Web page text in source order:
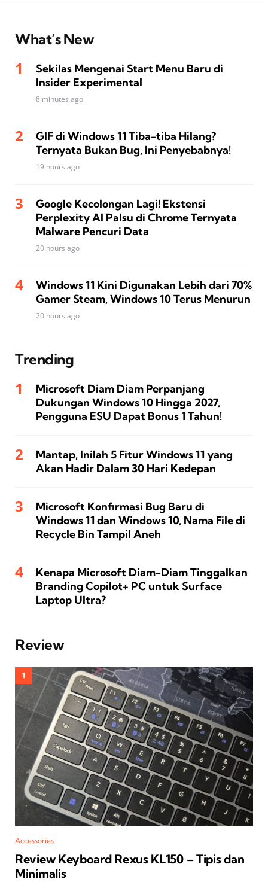
What’s New
Sekilas Mengenai Start Menu Baru di
Insider Experimental
8 minutes ago
GIF di Windows 11 Tiba-tiba Hilang?
Ternyata Bukan Bug, Ini Penyebabnya!
19 hours ago
Google Kecolongan Lagi! Ekstensi
Perplexity AI Palsu di Chrome Ternyata
Malware Pencuri Data
20 hours ago
Windows 11 Kini Digunakan Lebih dari 70%
Gamer Steam, Windows 10 Terus Menurun
20 hours ago
Trending
Microsoft Diam Diam Perpanjang
Dukungan Windows 10 Hingga 2027,
Pengguna ESU Dapat Bonus 1 Tahun!
Mantap, Inilah 5 Fitur Windows 11 yang
Akan Hadir Dalam 30 Hari Kedepan
Microsoft Konfirmasi Bug Baru di
Windows 11 dan Windows 10, Nama File di
Recycle Bin Tampil Aneh
Kenapa Microsoft Diam-Diam Tinggalkan
Branding Copilot+ PC untuk Surface
Laptop Ultra?
Review
Accessories
Review Keyboard Rexus KL150 – Tipis dan
Minimalis